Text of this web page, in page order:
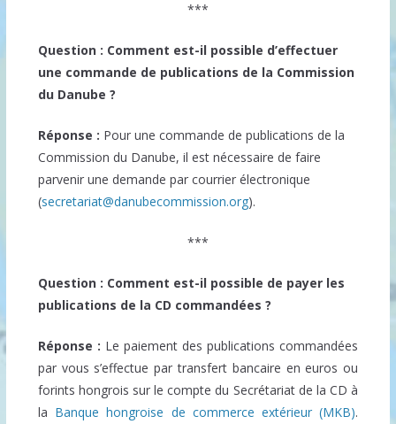
***
Question : Comment est-il possible d’effectuer
une commande de publications de la Commission
du Danube ?
Réponse : Pour une commande de publications de la
Commission du Danube, il est nécessaire de faire
parvenir une demande par courrier électronique
(secretariat@danubecommission.org).
***
Question : Comment est-il possible de payer les
publications de la CD commandées ?
Réponse : Le paiement des publications commandées
par vous s’effectue par transfert bancaire en euros ou
forints hongrois sur le compte du Secrétariat de la CD à
la Banque hongroise de commerce extérieur (MKB).